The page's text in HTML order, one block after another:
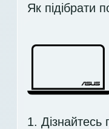
Як підібрати
1. Дізнайтесь